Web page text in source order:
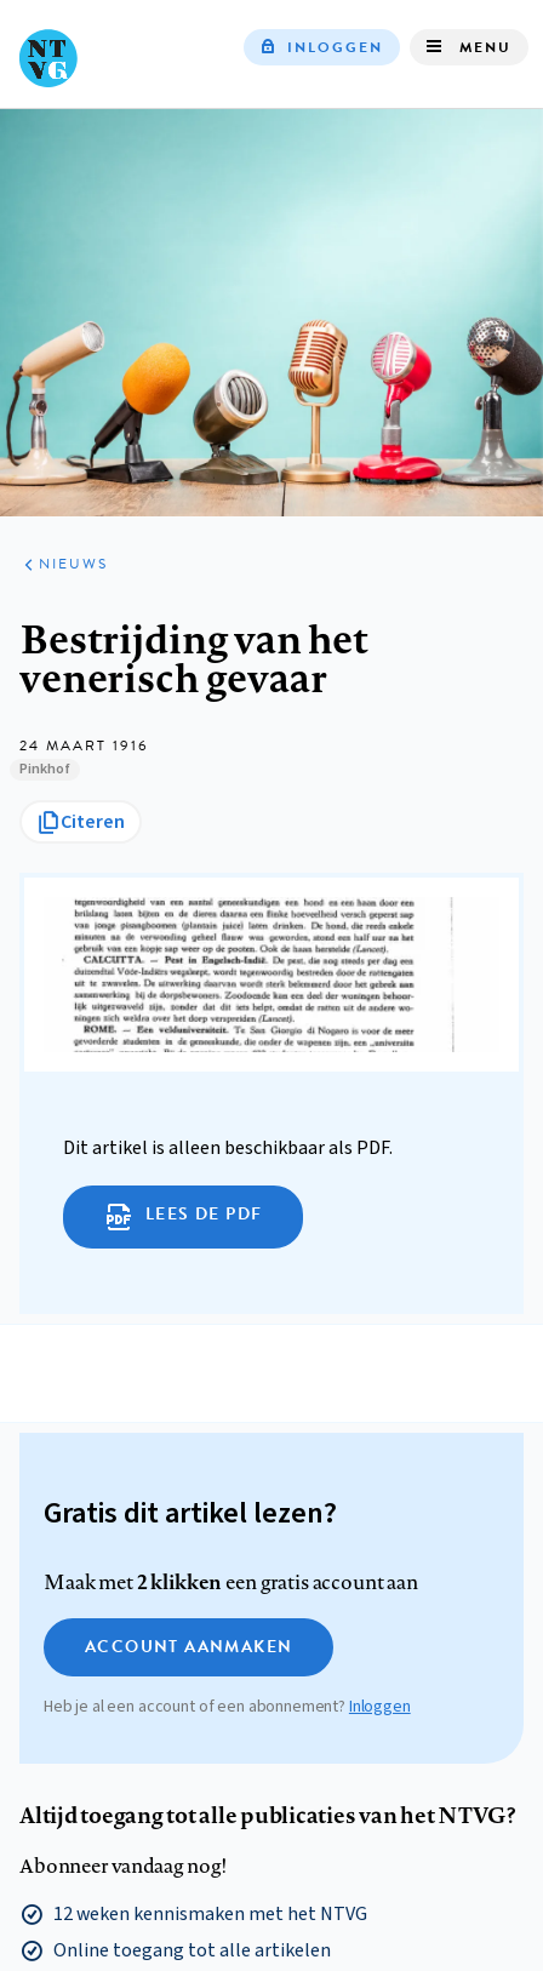
INLOGGEN MENU
ARTIKELEN
HET
KORT
NIEUWS
Bestrijding van het
venerisch gevaar
24 MAART 1916
Pinkhof
Citeren
Dit artikel is alleen beschikbaar als PDF.
LEES DE PDF
Gratis dit artikel lezen?
Maak met2 klikkeneen gratis account aan
ACCOUNT AANMAKEN
Heb je al een account of een abonnement? Inloggen
Altijd toegang tot alle publicaties van het NTVG?
Abonneer vandaag nog!
12 weken kennismaken met het NTVG
Online toegang tot alle artikelen